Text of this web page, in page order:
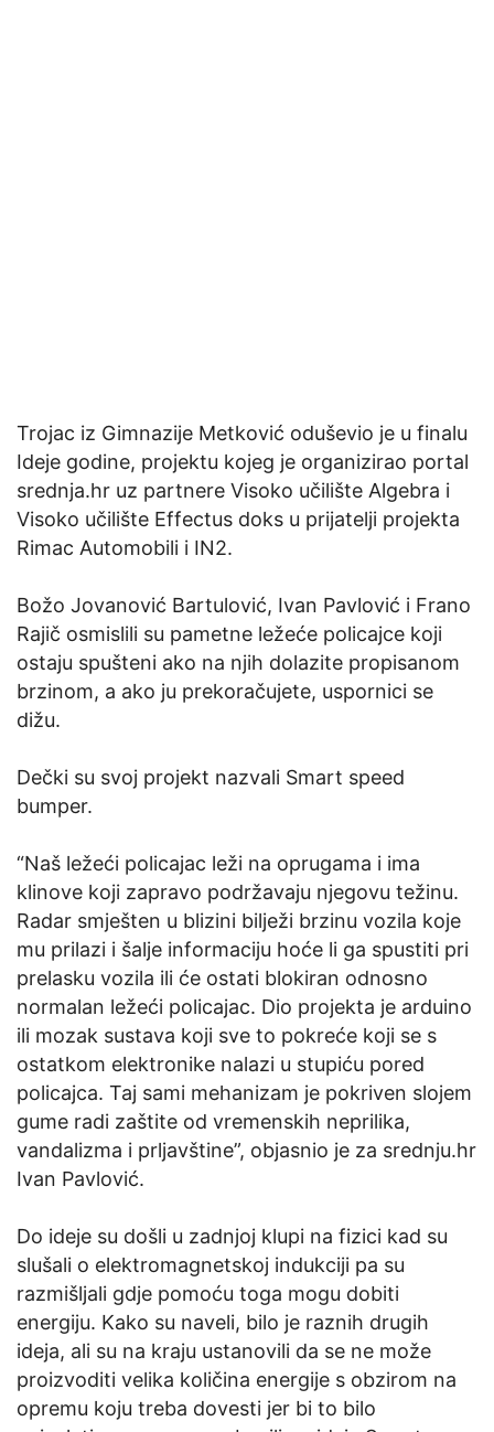
Trojac iz Gimnazije Metković oduševio je u finalu
Ideje godine, projektu kojeg je organizirao portal
srednja.hr uz partnere Visoko učilište Algebra i
Visoko učilište Effectus doks u prijatelji projekta
Rimac Automobili i IN2.
Božo Jovanović Bartulović, Ivan Pavlović i Frano
Rajič osmislili su pametne ležeće policajce koji
ostaju spušteni ako na njih dolazite propisanom
brzinom, a ako ju prekoračujete, uspornici se
dižu.
Dečki su svoj projekt nazvali Smart speed
bumper.
“Naš ležeći policajac leži na oprugama i ima
klinove koji zapravo podržavaju njegovu težinu.
Radar smješten u blizini bilježi brzinu vozila koje
mu prilazi i šalje informaciju hoće li ga spustiti pri
prelasku vozila ili će ostati blokiran odnosno
normalan ležeći policajac. Dio projekta je arduino
ili mozak sustava koji sve to pokreće koji se s
ostatkom elektronike nalazi u stupiću pored
policajca. Taj sami mehanizam je pokriven slojem
gume radi zaštite od vremenskih neprilika,
vandalizma i prljavštine”, objasnio je za srednju.hr
Ivan Pavlović.
Do ideje su došli u zadnjoj klupi na fizici kad su
slušali o elektromagnetskoj indukciji pa su
razmišljali gdje pomoću toga mogu dobiti
energiju. Kako su naveli, bilo je raznih drugih
ideja, ali su na kraju ustanovili da se ne može
proizvoditi velika količina energije s obzirom na
opremu koju treba dovesti jer bi to bilo